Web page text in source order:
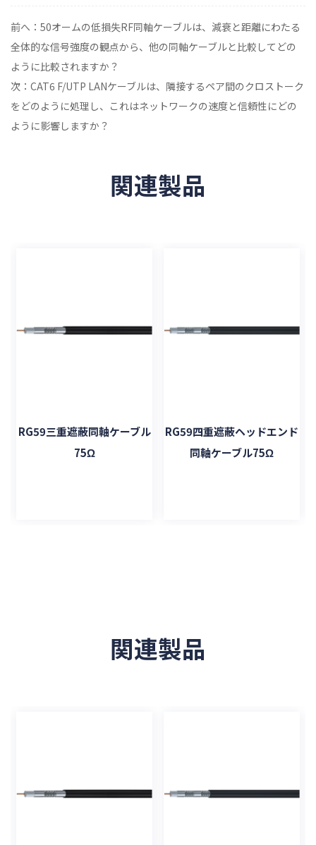
前へ：50オームの低損失RF同軸ケーブルは、減衰と距離にわたる
全体的な信号強度の観点から、他の同軸ケーブルと比較してどの
ように比較されますか？
次：CAT6 F/UTP LANケーブルは、隣接するペア間のクロストーク
をどのように処理し、これはネットワークの速度と信頼性にどの
ように影響しますか？
関連製品
RG59三重遮蔽同軸ケーブル
75Ω
RG59四重遮蔽ヘッドエンド
同軸ケーブル75Ω
関連製品